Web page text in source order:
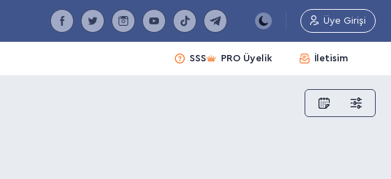
Üye Girişi
İletisim
PRO Üyelik
SSS